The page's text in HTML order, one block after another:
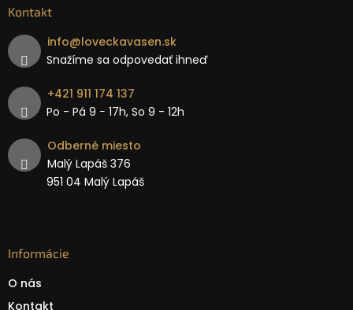
Kontakt
info@loveckavasen.sk
Snažíme sa odpovedať ihneď
+421 911 174 137
Po - Pá 9 − 17h, So 9 - 12h
Odberné miesto
Malý Lapáš 376
951 04 Malý Lapáš
Informácie
O nás
Kontakt